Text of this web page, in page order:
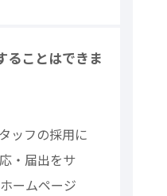
ることはできま
ッフの採用に
・届出をサ
ームページ